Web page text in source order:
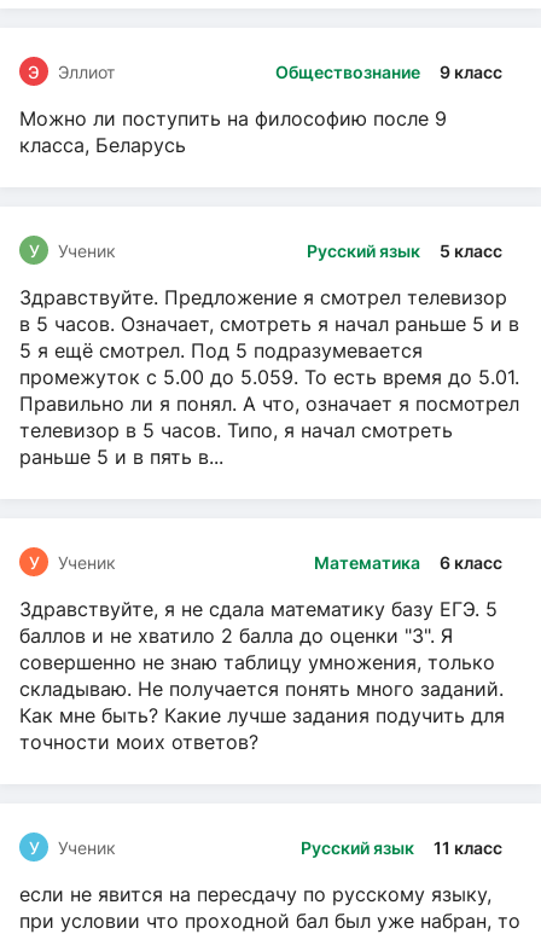
Обществознание 9 класс
Э Эллиот
Можно ли поступить на философию после 9
класса, Беларусь
Русский язык 5 класс
У Ученик
Здравствуйте. Предложение я смотрел телевизор
в 5 часов. Означает, смотреть я начал раньше 5 и в
5 я ещё смотрел. Под 5 подразумевается
промежуток с 5.00 до 5.059. То есть время до 5.01.
Правильно ли я понял. А что, означает я посмотрел
телевизор в 5 часов. Типо, я начал смотреть
раньше 5 и в пять в...
Математика 6 класс
У Ученик
Здравствуйте, я не сдала математику базу ЕГЭ. 5
баллов и не хватило 2 балла до оценки "3". Я
совершенно не знаю таблицу умножения, только
складываю. Не получается понять много заданий.
Как мне быть? Какие лучше задания подучить для
точности моих ответов?
Русский язык 11 класс
У Ученик
если не явится на пересдачу по русскому языку,
при условии что проходной бал был уже набран, то